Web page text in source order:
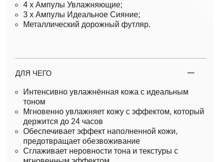
4 x Ампулы Увлажняющие;
3 x Ампулы Идеальное Сияние;
Металлический дорожный футляр.
ДЛЯ ЧЕГО
Интенсивно увлажнённая кожа с идеальным
тоном
Мгновенно увлажняет кожу с эффектом, который
держится до 24 часов
Обеспечивает эффект наполненной кожи,
предотвращает обезвоживание
Сглаживает неровности тона и текстуры с